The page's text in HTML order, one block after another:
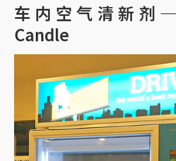
车内空气清新剂
Candle